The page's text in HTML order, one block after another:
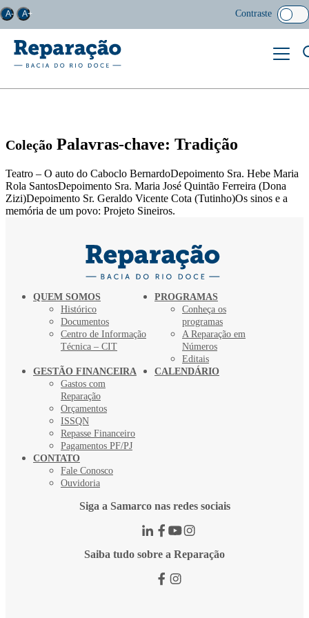
A- A+ Contraste
Coleção Palavras-chave: Tradição
Teatro – O auto do Caboclo BernardoDepoimento Sra. Hebe Maria
Rola SantosDepoimento Sra. Maria José Quintão Ferreira (Dona
Zizi)Depoimento Sr. Geraldo Vicente Cota (Tutinho)Os sinos e a
memória de um povo: Projeto Sineiros.
QUEM SOMOS
Histórico
Documentos
Centro de Informação
Técnica – CIT
PROGRAMAS
Conheça os
programas
A Reparação em
Números
Editais
GESTÃO FINANCEIRA
Gastos com
Reparação
Orçamentos
ISSQN
Repasse Financeiro
Pagamentos PF/PJ
CALENDÁRIO
CONTATO
Fale Conosco
Ouvidoria
Siga a Samarco nas redes sociais
Saiba tudo sobre a Reparação